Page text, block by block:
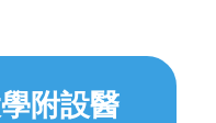
附設醫